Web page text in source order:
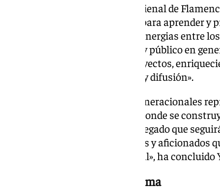
Por otro lado, el director de La Bienal de
«no solo será una oportunidad para aprender
establecer conexiones y crear sinergias entre
flamenco; artistas, periodistas y público en
experiencias, inquietudes y proyectos,
contribuyendo a su promoción y difusión».
En definitiva, los encuentros generacionales
futuro de este arte, un espacio donde se
a las nuevas generaciones. Un legado que
la pasión de artistas, periodistas y aficionados
devoción por este Arte Universal», ha concluido
La programación de Amalgama